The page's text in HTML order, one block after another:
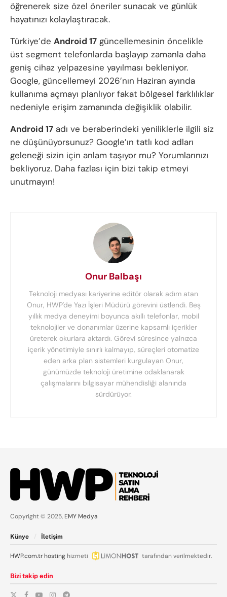
öğrenerek size özel öneriler sunacak ve günlük
hayatınızı kolaylaştıracak.
Türkiye’de Android 17 güncellemesinin öncelikle
üst segment telefonlarda başlayıp zamanla daha
geniş cihaz yelpazesine yayılması bekleniyor.
Google, güncellemeyi 2026’nın Haziran ayında
kullanıma açmayı planlıyor fakat bölgesel farklılıklar
nedeniyle erişim zamanında değişiklik olabilir.
Android 17 adı ve beraberindeki yeniliklerle ilgili siz
ne düşünüyorsunuz? Google’ın tatlı kod adları
geleneği sizin için anlam taşıyor mu? Yorumlarınızı
bekliyoruz. Daha fazlası için bizi takip etmeyi
unutmayın!
Onur Balbaşı
Teknoloji medyası kariyerine editör olarak adım atan
Onur, HWP'de Yazı İşleri Müdürü görevini üstlendi. Beş
yıllık medya deneyimi boyunca akıllı telefonlar, mobil
teknolojiler ve donanımlar üzerine kapsamlı içerikler
üreterek okurlara aktardı. Görevi süresince yalnızca
içerik yönetimiyle sınırlı kalmayıp, süreçleri otomatize
eden arka plan sistemleri kurgulayan Onur,
günümüzde teknoloji üretimine odaklanarak
çalışmalarını bilgisayar mühendisliği alanında
sürdürüyor.
Copyright © 2025, EMY Medya
Künye İletişim
HWP.com.trhosting hizmeti tarafından verilmektedir.
Bizi takip edin